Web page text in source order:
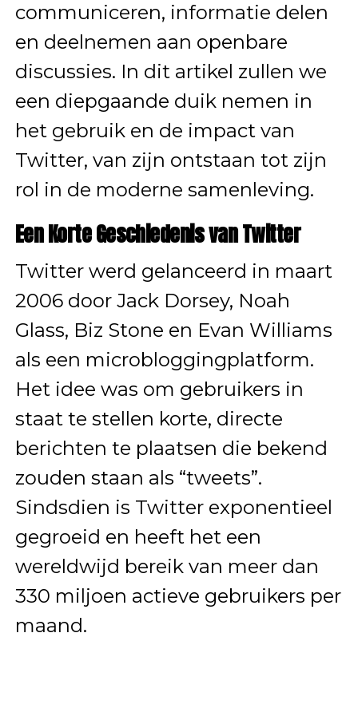
communiceren, informatie delen
en deelnemen aan openbare
discussies. In dit artikel zullen we
een diepgaande duik nemen in
het gebruik en de impact van
Twitter, van zijn ontstaan tot zijn
rol in de moderne samenleving.
Een Korte Geschiedenis van Twitter
Twitter werd gelanceerd in maart
2006 door Jack Dorsey, Noah
Glass, Biz Stone en Evan Williams
als een microbloggingplatform.
Het idee was om gebruikers in
staat te stellen korte, directe
berichten te plaatsen die bekend
zouden staan als “tweets”.
Sindsdien is Twitter exponentieel
gegroeid en heeft het een
wereldwijd bereik van meer dan
330 miljoen actieve gebruikers per
maand.